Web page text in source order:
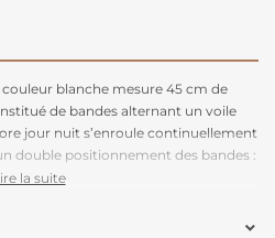
blanche mesure 45 cm de
de bandes alternant un voile
jour nuit s’enroule continuellement
double positionnement des bandes :
= grande luminosité et transparence.
la suite